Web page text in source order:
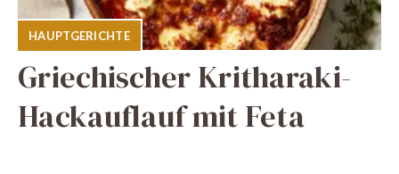
HAUPTGERICHTE
Griechischer Kritharaki-
Hackauflauf mit Feta